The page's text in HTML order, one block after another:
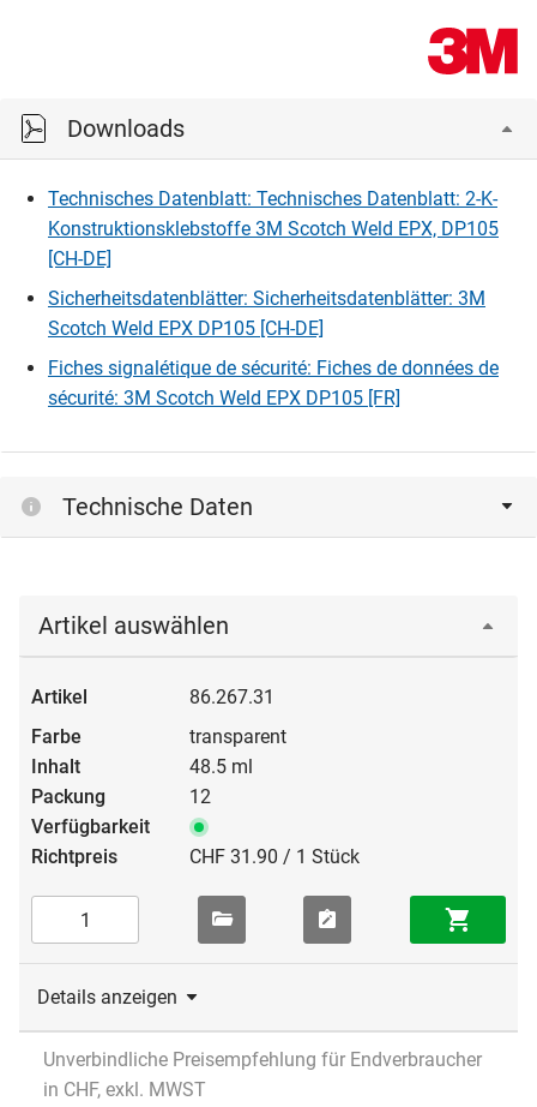
Downloads
Technisches Datenblatt: Technisches Datenblatt: 2-K-
Konstruktionsklebstoffe 3M Scotch Weld EPX, DP105
[CH-DE]
Sicherheitsdatenblätter: Sicherheitsdatenblätter: 3M
Scotch Weld EPX DP105 [CH-DE]
Fiches signalétique de sécurité: Fiches de données de
sécurité: 3M Scotch Weld EPX DP105 [FR]
Technische Daten
Artikel auswählen
86.267.31
transparent
48.5 ml
12
CHF 31.90 / 1 Stück
Details anzeigen
Unverbindliche Preisempfehlung für Endverbraucher
in CHF, exkl. MWST